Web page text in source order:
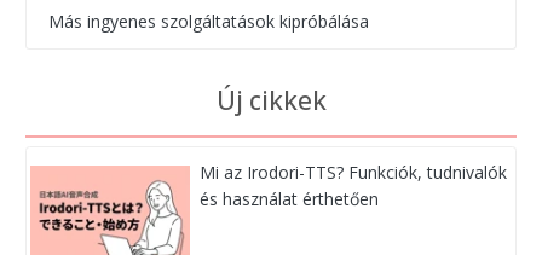
Más ingyenes szolgáltatások kipróbálása
Új cikkek
Mi az Irodori-TTS? Funkciók, tudnivalók
és használat érthetően